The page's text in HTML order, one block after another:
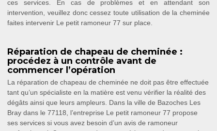
ces services. En cas de problèmes et en attendant son
intervention, veuillez donc cessez toute utilisation de la cheminée
faites intervenir Le petit ramoneur 77 sur place.
Réparation de chapeau de cheminée :
procédez à un contrôle avant de
commencer l’opération
La réparation de chapeau de cheminée ne doit pas être effectuée
tant qu’un spécialiste en la matière est venu vérifier la réalité des
dégâts ainsi que leurs ampleurs. Dans la ville de Bazoches Les
Bray dans le 77118, l’entreprise Le petit ramoneur 77 propose
ses services si vous avez besoin d’un avis de ramoneur